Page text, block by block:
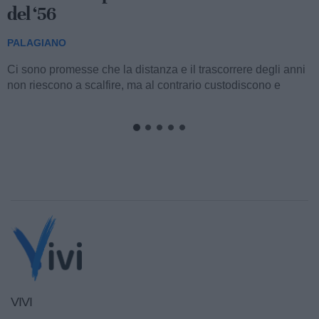
del ‘56
PALAGIANO
Ci sono promesse che la distanza e il trascorrere degli anni
non riescono a scalfire, ma al contrario custodiscono e
VIVI